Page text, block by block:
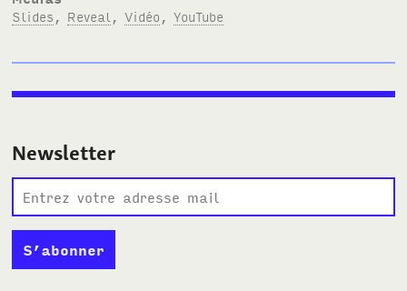
Slides , Reveal ,Vidéo ,YouTube
Newsletter